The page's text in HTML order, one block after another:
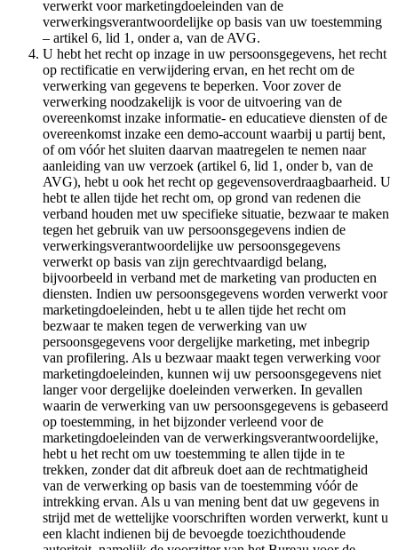
verwerkt voor marketingdoeleinden van de
verwerkingsverantwoordelijke op basis van uw toestemming
– artikel 6, lid 1, onder a, van de AVG.
U hebt het recht op inzage in uw persoonsgegevens, het recht
op rectificatie en verwijdering ervan, en het recht om de
verwerking van gegevens te beperken. Voor zover de
verwerking noodzakelijk is voor de uitvoering van de
overeenkomst inzake informatie- en educatieve diensten of de
overeenkomst inzake een demo-account waarbij u partij bent,
of om vóór het sluiten daarvan maatregelen te nemen naar
aanleiding van uw verzoek (artikel 6, lid 1, onder b, van de
AVG), hebt u ook het recht op gegevensoverdraagbaarheid. U
hebt te allen tijde het recht om, op grond van redenen die
verband houden met uw specifieke situatie, bezwaar te maken
tegen het gebruik van uw persoonsgegevens indien de
verwerkingsverantwoordelijke uw persoonsgegevens
verwerkt op basis van zijn gerechtvaardigd belang,
bijvoorbeeld in verband met de marketing van producten en
diensten. Indien uw persoonsgegevens worden verwerkt voor
marketingdoeleinden, hebt u te allen tijde het recht om
bezwaar te maken tegen de verwerking van uw
persoonsgegevens voor dergelijke marketing, met inbegrip
van profilering. Als u bezwaar maakt tegen verwerking voor
marketingdoeleinden, kunnen wij uw persoonsgegevens niet
langer voor dergelijke doeleinden verwerken. In gevallen
waarin de verwerking van uw persoonsgegevens is gebaseerd
op toestemming, in het bijzonder verleend voor de
marketingdoeleinden van de verwerkingsverantwoordelijke,
hebt u het recht om uw toestemming te allen tijde in te
trekken, zonder dat dit afbreuk doet aan de rechtmatigheid
van de verwerking op basis van de toestemming vóór de
intrekking ervan. Als u van mening bent dat uw gegevens in
strijd met de wettelijke voorschriften worden verwerkt, kunt u
een klacht indienen bij de bevoegde toezichthoudende